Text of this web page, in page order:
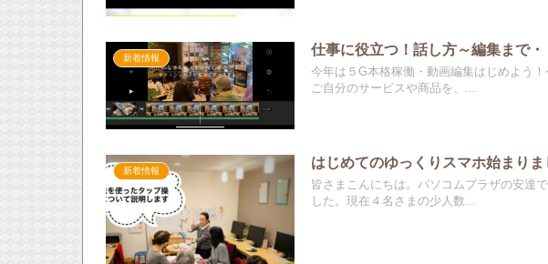
新着情報
仕事に役立つ！話し方～編集まで
今年は５G本格稼働・動画編集はじめよう
ご自分のサービスや商品を、...
新着情報
はじめてのゆっくりスマホ始まりま
皆さまこんにちは。パソコムプラザの安達
した。現在４名さまの少人数...